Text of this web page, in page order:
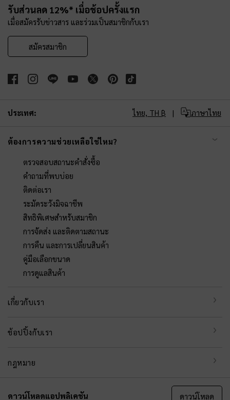
รับส่วนลด 12%* เมื่อช้อปครั้งแรก
เมื่อสมัครรับข่าวสาร และร่วมเป็นสมาชิกกับเรา
สมัครสมาชิก
ประเทศ: ไทย, TH ฿ ภาษาไทย
ต้องการความช่วยเหลือใช่ไหม?
ตรวจสอบสถานะคำสั่งซื้อ
คำถามที่พบบ่อย
ติดต่อเรา
ระมัดระวังมิจฉาชีพ
สิทธิพิเศษสำหรับสมาชิก
การจัดส่ง และติดตามสถานะ
การคืน และการเปลี่ยนสินค้า
คู่มือเลือกขนาด
การดูแลสินค้า
เกี่ยวกับเรา
ช้อปปิ้งกับเรา
กฎหมาย
ดาวน์โหลดแอปพลิเคชัน ดาวน์โหลด